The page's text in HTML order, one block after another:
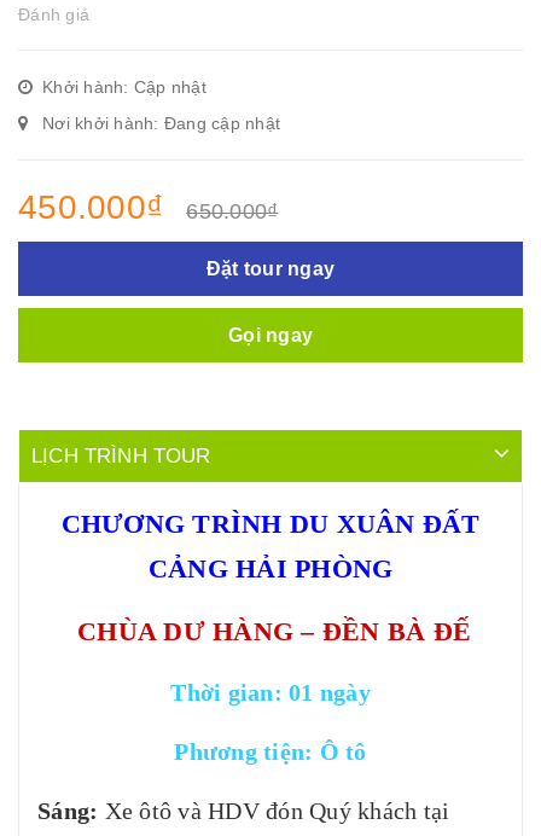
Đánh giá
Khởi hành: Cập nhật
Nơi khởi hành: Đang cập nhật
450.000₫ 650.000₫
Đặt tour ngay
Gọi ngay
LỊCH TRÌNH TOUR
CHƯƠNG TRÌNH DU XUÂN ĐẤT
CẢNG HẢI PHÒNG
CHÙA DƯ HÀNG – ĐỀN BÀ ĐẾ
Thời gian: 01 ngày
Phương tiện: Ô tô
Sáng: Xe ôtô và HDV đón Quý khách tại